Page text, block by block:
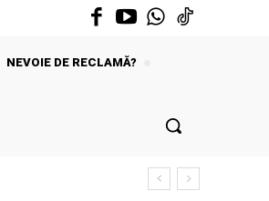
NEVOIE DE RECLAMĂ?